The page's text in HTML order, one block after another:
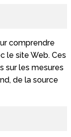
comprendre
le site Web. Ces
sur les mesures
de la source